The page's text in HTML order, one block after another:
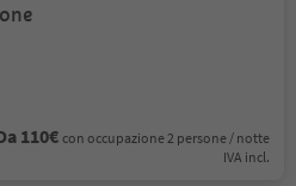
110€con occupazione 2 persone / notte
IVA incl.